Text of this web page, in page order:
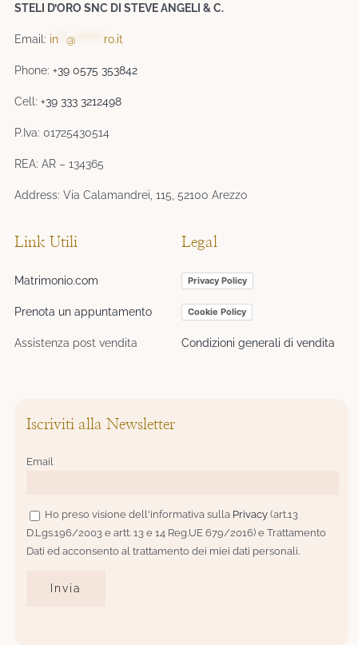
STELI D’ORO SNC DI STEVE ANGELI & C.
Email: in **@ ro.it
Phone:+39 0575 353842
Cell:+39 333 3212498
P.Iva: 01725430514
REA: AR – 134365
Address: Via Calamandrei, 115, 52100 Arezzo
Link Utili
Matrimonio.com
Prenota un appuntamento
Assistenza post vendita
Legal
Privacy Policy
Cookie Policy
Condizioni generali di vendita
Iscriviti alla Newsletter
Email
Ho preso visione dell'informativa sulla Privacy (art.13
D.Lgs.196/2003 e artt. 13 e 14 Reg.UE 679/2016) e Trattamento
Dati ed acconsento al trattamento dei miei dati personali.